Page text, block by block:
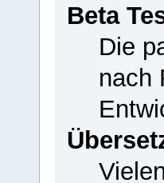
Beta
Die
nach